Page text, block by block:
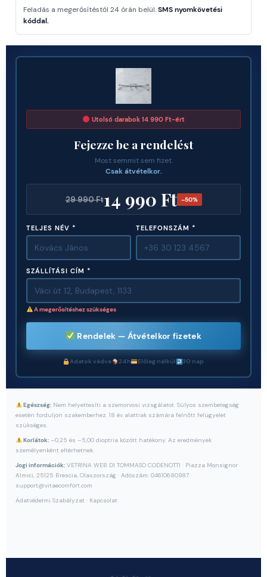
Feladás a megerősítéstől 24 órán belül.SMS nyomkövetési
kóddal.
Utolsó darabok 14 990 Ft-ért
Fejezze be a rendelést
Most semmit sem fizet.
Csak átvételkor.
29 990 Ft14 990 Ft –50%
TELJES NÉV * TELEFONSZÁM *
SZÁLLÍTÁSI CÍM *
A megerősítéshez szükséges
Rendelek — Átvételkor fizetek
Adatok védve 24h Előleg nélkül 30 nap
Egészség: Nem helyettesíti a szemorvosi vizsgálatot. Súlyos szembetegség
esetén forduljon szakemberhez. 18 év alattiak számára felnőtt felügyelet
szükséges.
Korlátok: –0,25 és –5,00 dioptria között hatékony. Az eredmények
személyenként eltérhetnek.
Jogi információk: VETRINA WEB DI TOMMASO CODENOTTI · Piazza Monsignor
Almici, 25125 Brescia, Olaszország · Adószám: 04610680987 ·
support@vitaecomfort.com
Adatvédelmi Szabályzat · Kapcsolat